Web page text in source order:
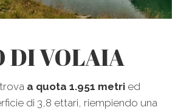
DI VOLAIA
a quota 1.951 metri ed
di 3,8 ettari, riempiendo una